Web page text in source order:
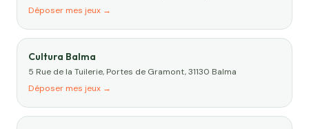
Déposer mes jeux →
Cultura Balma
5 Rue de la Tuilerie, Portes de Gramont, 31130 Balma
Déposer mes jeux →